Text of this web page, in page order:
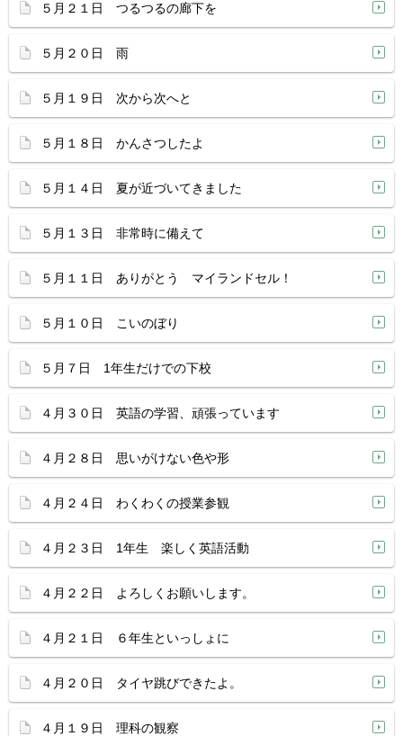
５月２１日 つるつるの廊下を
５月２０日 雨
５月１９日 次から次へと
５月１８日 かんさつしたよ
５月１４日 夏が近づいてきました
５月１３日 非常時に備えて
５月１１日 ありがとう マイランドセル！
５月１０日 こいのぼり
５月７日 1年生だけでの下校
４月３０日 英語の学習、頑張っています
４月２８日 思いがけない色や形
４月２４日 わくわくの授業参観
４月２３日 1年生 楽しく英語活動
４月２２日 よろしくお願いします。
４月２１日 ６年生といっしょに
４月２０日 タイヤ跳びできたよ。
４月１９日 理科の観察